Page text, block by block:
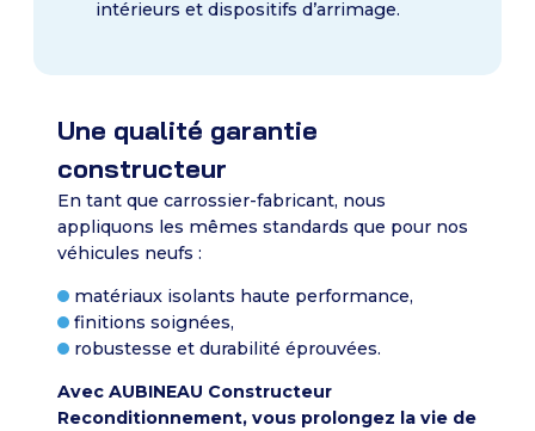
intérieurs et dispositifs d’arrimage.
Une qualité garantie
constructeur
En tant que carrossier-fabricant, nous
appliquons les mêmes standards que pour nos
véhicules neufs :
matériaux isolants haute performance,
finitions soignées,
robustesse et durabilité éprouvées.
Avec AUBINEAU Constructeur
Reconditionnement, vous prolongez la vie de